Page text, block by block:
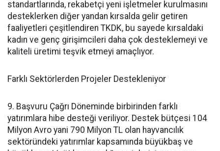
standartlarında, rekabetçi yeni işletmeler kurulmasını
desteklerken diğer yandan kırsalda gelir getiren
faaliyetleri çeşitlendiren TKDK, bu sayede kırsaldaki
kadın ve genç girişimcileri daha çok desteklemeyi ve
kaliteli üretimi teşvik etmeyi amaçlıyor.
Farklı Sektörlerden Projeler Destekleniyor
9. Başvuru Çağrı Döneminde birbirinden farklı
yatırımlara hibe desteği veriliyor. Destek bütçesi 104
Milyon Avro yani 790 Milyon TL olan hayvancılık
sektöründeki yatırımlar kapsamında büyükbaş ve